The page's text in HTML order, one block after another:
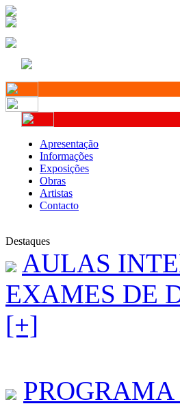
Apresentação
Informações
Exposições
Obras
Artistas
Contacto
Destaques
AULAS
EXAMES DE
[+]